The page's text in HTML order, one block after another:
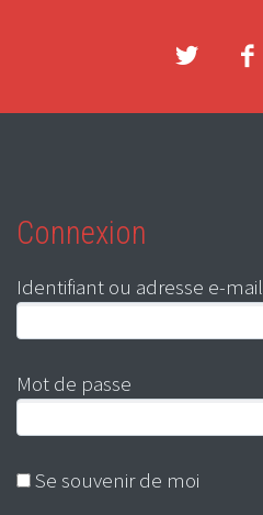
Connexion
Identifiant ou adresse e-mail
Mot de passe
Se souvenir de moi